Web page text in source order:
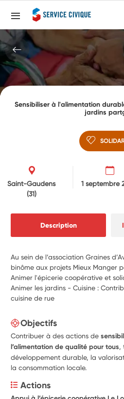
Sensibiliser à l'alimentation
jardins
Saint-Gaudens
(31)
1 septembre
Description
Au sein de l’association Graines
binôme aux projets Mieux Manger
Animer l'épicerie coopérative et
Animer les jardins - Cuisine :
cuisine de rue
Objectifs
Contribuer à des actions de
l’alimentation de qualité pour tous,
développement durable, la
la consommation locale.
Actions